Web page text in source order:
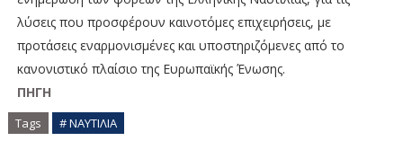
λύσεις που προσφέρουν καινοτόμες επιχειρήσεις, με
προτάσεις εναρμονισμένες και υποστηριζόμενες από το
κανονιστικό πλαίσιο της Ευρωπαϊκής Ένωσης.
ΠΗΓΗ
Tags # ΝΑΥΤΙΛΙΑ